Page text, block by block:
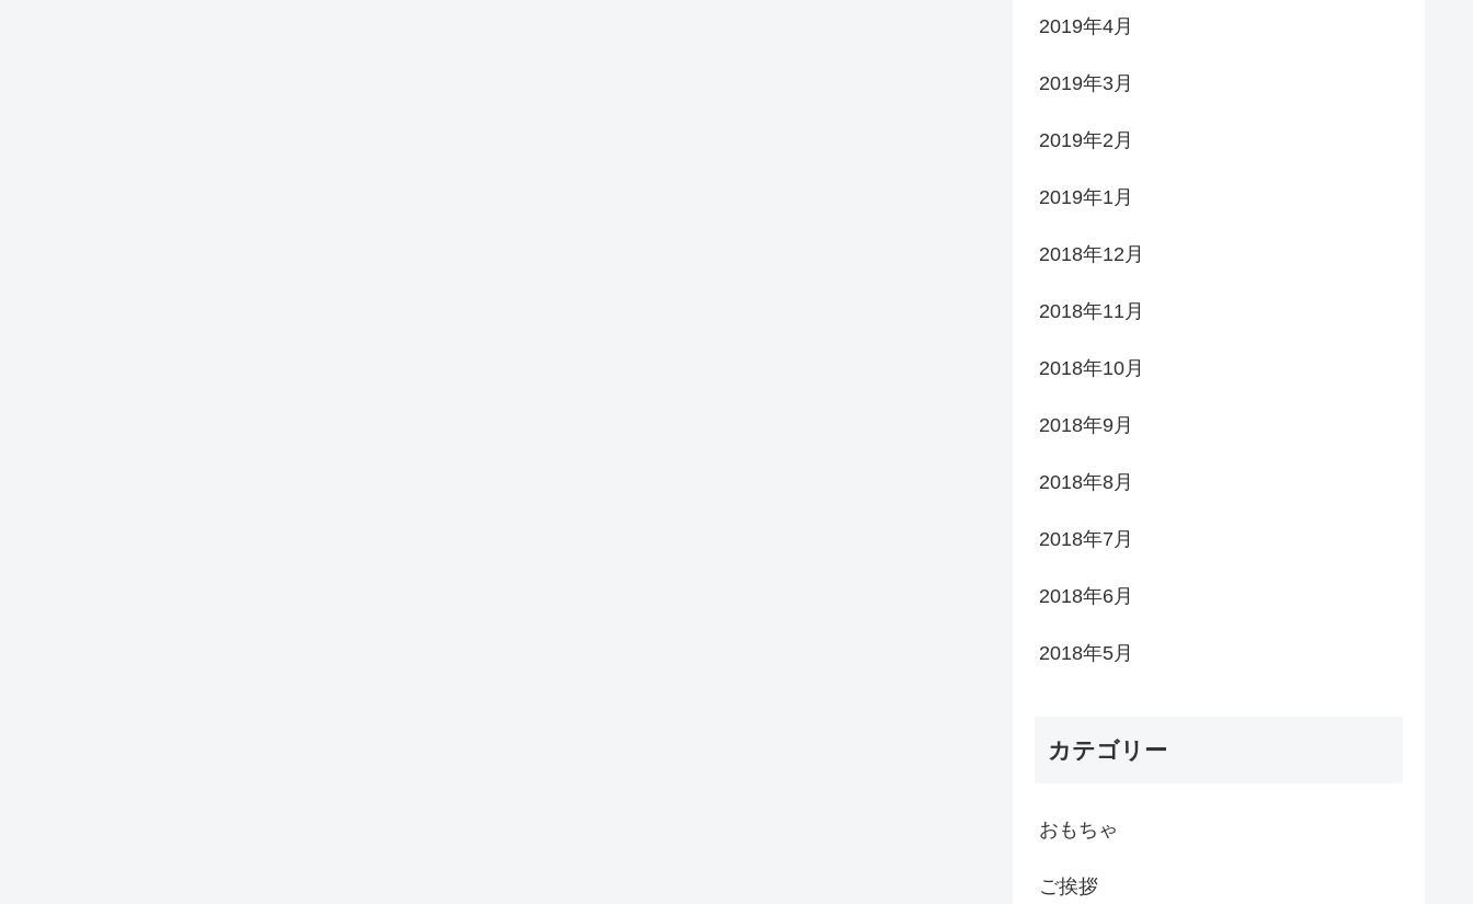
2019年4月
2019年3月
2019年2月
2019年1月
2018年12月
2018年11月
2018年10月
2018年9月
2018年8月
2018年7月
2018年6月
2018年5月
カテゴリー
おもちゃ
ご挨拶